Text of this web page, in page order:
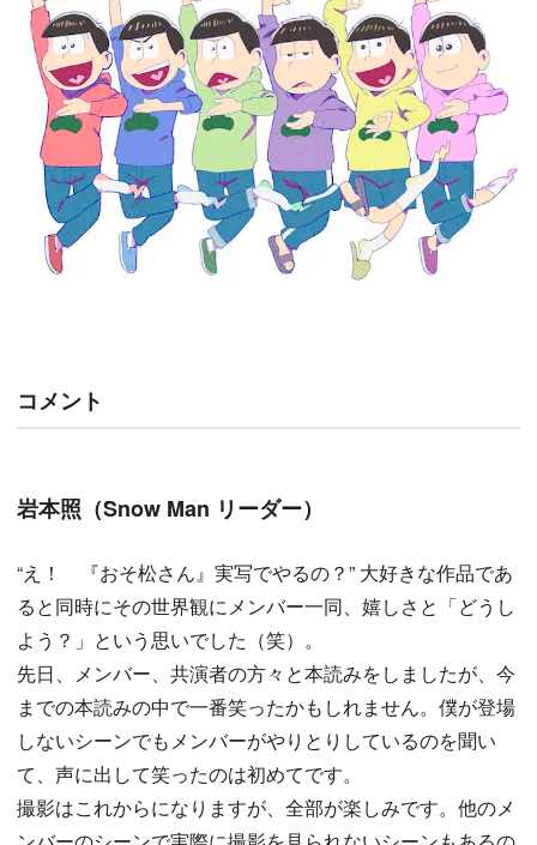
コメント
岩本照（Snow Man リーダー）
“え！ 『おそ松さん』実写でやるの？” 大好きな作品であ
ると同時にその世界観にメンバー一同、嬉しさと「どうし
よう？」という思いでした（笑）。
先日、メンバー、共演者の方々と本読みをしましたが、今
までの本読みの中で一番笑ったかもしれません。僕が登場
しないシーンでもメンバーがやりとりしているのを聞い
て、声に出して笑ったのは初めてです。
撮影はこれからになりますが、全部が楽しみです。他のメ